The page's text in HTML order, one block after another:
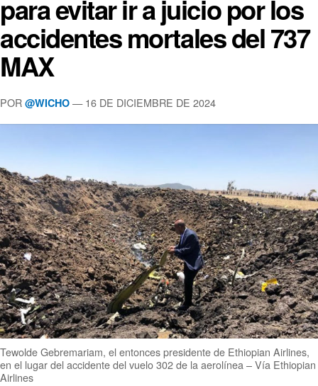
para evitar ir a juicio por los
accidentes mortales del 737
MAX
POR @WICHO — 16 DE DICIEMBRE DE 2024
Tewolde Gebremariam, el entonces presidente de Ethiopian Airlines,
en el lugar del accidente del vuelo 302 de la aerolínea – Vía Ethiopian
Airlines